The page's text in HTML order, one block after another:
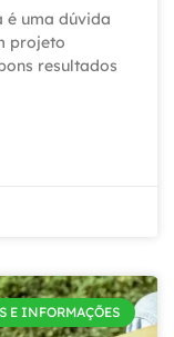
uma dúvida
projeto
resultados
E INFORMAÇÕES